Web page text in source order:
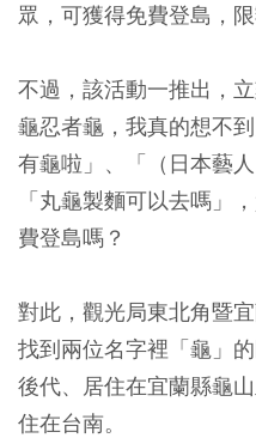
眾，可獲得免費登島，限
不過，該活動一推出，
龜忍者龜，我真的想不
有龜啦」、「（日本藝
「丸龜製麵可以去嗎」
費登島嗎？
對此，觀光局東北角暨
找到兩位名字裡「龜」
後代、居住在宜蘭縣龜
住在台南。